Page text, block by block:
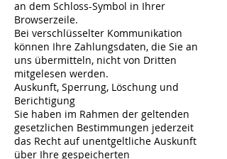
an dem Schloss-Symbol in Ihrer
Browserzeile.
Bei verschlüsselter Kommunikation
können Ihre Zahlungsdaten, die Sie an
uns übermitteln, nicht von Dritten
mitgelesen werden.
Auskunft, Sperrung, Löschung und
Berichtigung
Sie haben im Rahmen der geltenden
gesetzlichen Bestimmungen jederzeit
das Recht auf unentgeltliche Auskunft
über Ihre gespeicherten